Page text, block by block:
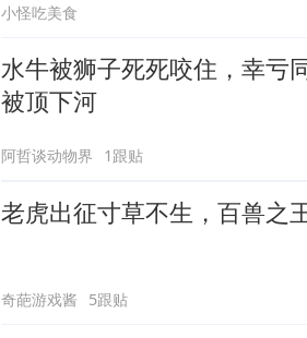
小怪吃美食
水牛被狮子死死咬住，幸亏
被顶下河
阿哲谈动物界 1跟贴
老虎出征寸草不生，百兽之
奇葩游戏酱 5跟贴